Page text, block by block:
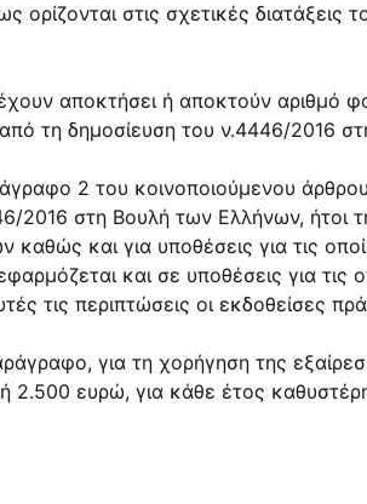
ορίζονται στις σχετικές
αποκτήσει ή αποκτούν αριθμό
τη δημοσίευση του ν.4446/2016
2 του κοινοποιούμενου
2016 στη Βουλή των Ελλήνων, ήτοι
καθώς και για υποθέσεις για τις
και σε υποθέσεις για τις
τις περιπτώσεις οι εκδοθείσες
για τη χορήγηση της
2.500 ευρώ, για κάθε έτος